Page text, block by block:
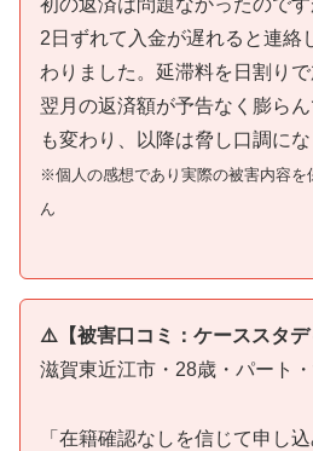
2日ずれて入金が遅れると連絡
わりました。延滞料を日割りで
翌月の返済額が予告なく膨ら
も変わり、以降は脅し口調にな
※個人の感想であり実際の被害内容を
ん
⚠️【被害口コミ：ケーススタデ
滋賀東近江市・28歳・パート
「在籍確認なしを信じて申し